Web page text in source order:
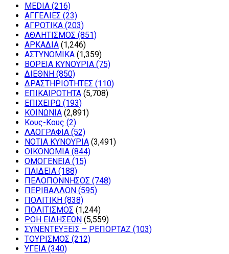
MEDIA (216)
ΑΓΓΕΛΙΕΣ (23)
ΑΓΡΟΤΙΚΑ (203)
ΑΘΛΗΤΙΣΜΟΣ (851)
ΑΡΚΑΔΙΑ (1,246)
ΑΣΤΥΝΟΜΙΚΑ (1,359)
ΒΟΡΕΙΑ ΚΥΝΟΥΡΙΑ (75)
ΔΙΕΘΝΗ (850)
ΔΡΑΣΤΗΡΙΟΤΗΤΕΣ (110)
ΕΠΙΚΑΙΡΟΤΗΤΑ (5,708)
ΕΠΙΧΕΙΡΩ (193)
ΚΟΙΝΩΝΙΑ (2,891)
Κους-Κους (2)
ΛΑΟΓΡΑΦΙΑ (52)
ΝΟΤΙΑ ΚΥΝΟΥΡΙΑ (3,491)
ΟΙΚΟΝΟΜΙΑ (844)
ΟΜΟΓΕΝΕΙΑ (15)
ΠΑΙΔΕΙΑ (188)
ΠΕΛΟΠΟΝΝΗΣΟΣ (748)
ΠΕΡΙΒΑΛΛΟΝ (595)
ΠΟΛΙΤΙΚΗ (838)
ΠΟΛΙΤΙΣΜΟΣ (1,244)
ΡΟΗ ΕΙΔΗΣΕΩΝ (5,559)
ΣΥΝΕΝΤΕΥΞΕΙΣ – ΡΕΠΟΡΤΑΖ (103)
ΤΟΥΡΙΣΜΟΣ (212)
ΥΓΕΙΑ (340)